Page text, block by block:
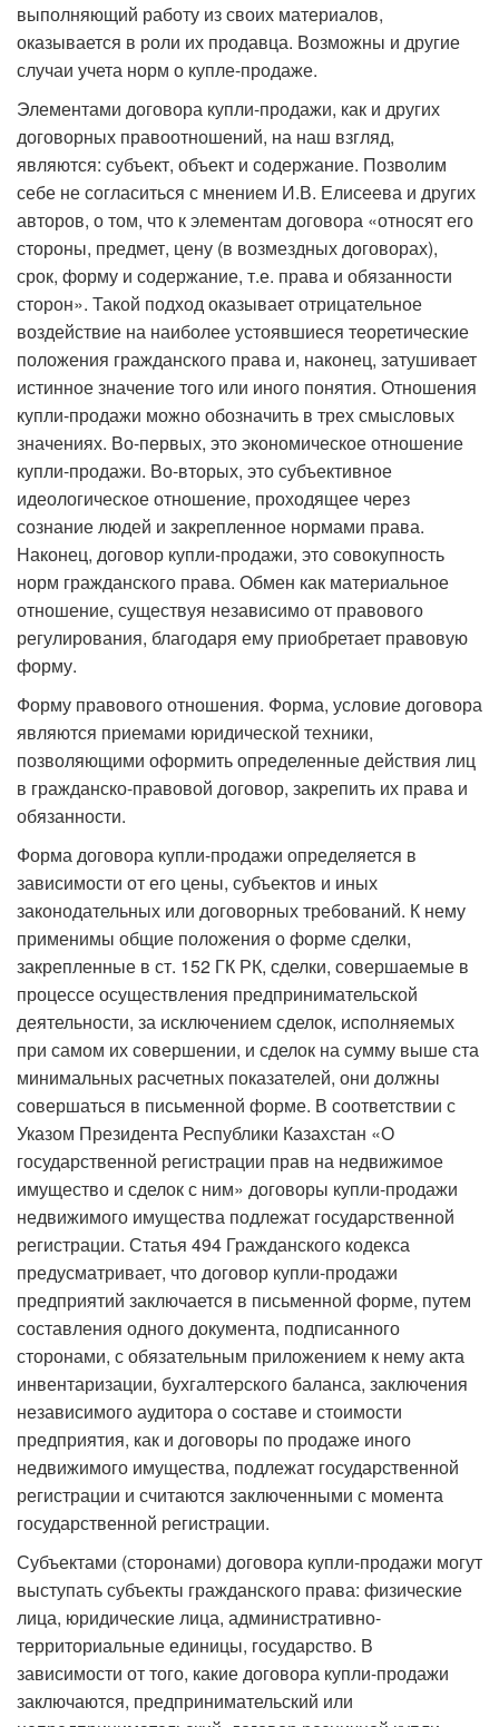
выполняющий работу из своих материалов,
оказывается в роли их продавца. Возможны и другие
случаи учета норм о купле-продаже.
Элементами договора купли-продажи, как и других
договорных правоотношений, на наш взгляд,
являются: субъект, объект и содержание. Позволим
себе не согласиться с мнением И.В. Елисеева и других
авторов, о том, что к элементам договора «относят его
стороны, предмет, цену (в возмездных договорах),
срок, форму и содержание, т.е. права и обязанности
сторон». Такой подход оказывает отрицательное
воздействие на наиболее устоявшиеся теоретические
положения гражданского права и, наконец, затушивает
истинное значение того или иного понятия. Отношения
купли-продажи можно обозначить в трех смысловых
значениях. Во-первых, это экономическое отношение
купли-продажи. Во-вторых, это субъективное
идеологическое отношение, проходящее через
сознание людей и закрепленное нормами права.
Наконец, договор купли-продажи, это совокупность
норм гражданского права. Обмен как материальное
отношение, существуя независимо от правового
регулирования, благодаря ему приобретает правовую
форму.
Форму правового отношения. Форма, условие договора
являются приемами юридической техники,
позволяющими оформить определенные действия лиц
в гражданско-правовой договор, закрепить их права и
обязанности.
Форма договора купли-продажи определяется в
зависимости от его цены, субъектов и иных
законодательных или договорных требований. К нему
применимы общие положения о форме сделки,
закрепленные в ст. 152 ГК РК, сделки, совершаемые в
процессе осуществления предпри­нимательской
деятельности, за исключением сделок, исполняемых
при самом их совершении, и сделок на сумму выше ста
минимальных расчетных показателей, они должны
совершаться в письменной форме. В соответствии с
Указом Президента Республики Казахстан «О
государственной регистрации прав на недвижимое
имущество и сделок с ним» договоры купли-продажи
недвижимого имущества подлежат государственной
регистрации. Статья 494 Гражданского кодекса
предусматривает, что договор купли-продажи
предприятий заключается в письменной форме, путем
составления одного документа, подписанного
сторонами, с обяза­тельным приложением к нему акта
инвентаризации, бухгалтерского баланса, заключения
независимого аудитора о составе и стоимости
предприятия, как и договоры по продаже иного
недвижимого имущества, подлежат государственной
регистрации и считаются заключенными с момента
государственной регистрации.
Субъектами (сторонами) договора купли-продажи могут
выступать субъекты гражданского права: физические
лица, юридические лица, административно-
территориальные единицы, государство. В
зависимости от того, какие договора купли-продажи
заключаются, предпри­нимательский или